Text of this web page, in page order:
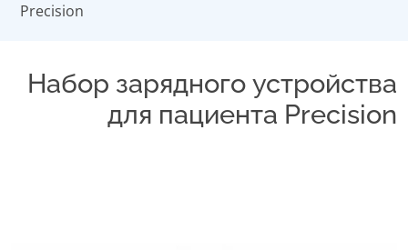
Precision
Набор зарядного устройства
для пациента Precision